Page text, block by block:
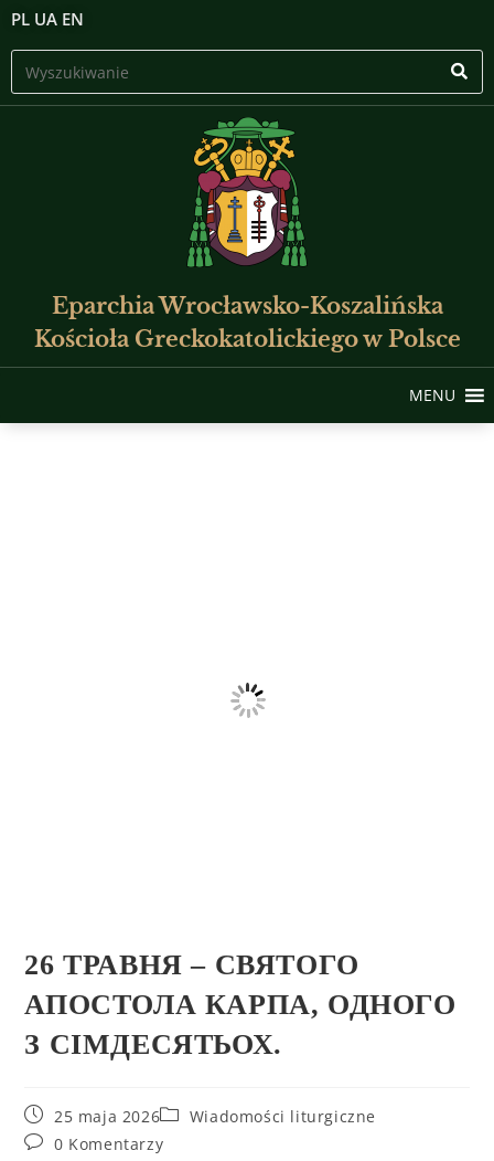
PL UA EN
Eparchia Wrocławsko-Koszalińska
Kościoła Greckokatolickiego w Polsce
MENU
26 ТРАВНЯ – СВЯТОГО
АПОСТОЛА КАРПА, ОДНОГО
З СІМДЕСЯТЬОХ.
25 maja 2026
Wiadomości liturgiczne
0 Komentarzy